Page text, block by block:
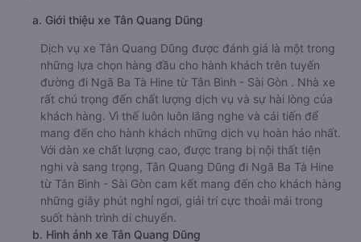
a. Giới thiệu xe Tân Quang Dũng
Dịch vụ xe Tân Quang Dũng được đánh giá là một trong
những lựa chọn hàng đầu cho hành khách trên tuyến
đường đi Ngã Ba Tà Hine từ Tân Bình - Sài Gòn . Nhà xe
rất chú trọng đến chất lượng dịch vụ và sự hài lòng của
khách hàng. Vì thế luôn luôn lắng nghe và cải tiến để
mang đến cho hành khách những dịch vụ hoàn hảo nhất.
Với dàn xe chất lượng cao, được trang bị nội thất tiện
nghi và sang trọng, Tân Quang Dũng đi Ngã Ba Tà Hine
từ Tân Bình - Sài Gòn cam kết mang đến cho khách hàng
những giây phút nghỉ ngơi, giải trí cực thoải mái trong
suốt hành trình di chuyển.
b. Hình ảnh xe Tân Quang Dũng